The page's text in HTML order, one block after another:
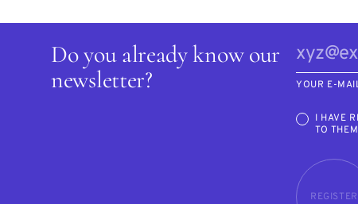
Do you already know our
newsletter?
YOUR E-
I HAVE
TO THEM
REGISTER